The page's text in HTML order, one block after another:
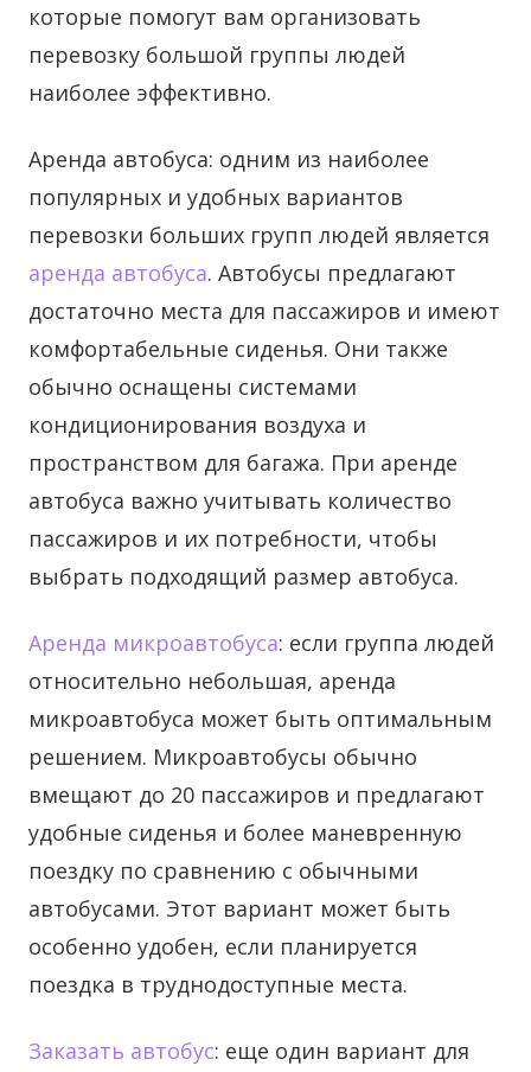
которые помогут вам организовать
перевозку большой группы людей
наиболее эффективно.
Аренда автобуса: одним из наиболее
популярных и удобных вариантов
перевозки больших групп людей является
аренда автобуса. Автобусы предлагают
достаточно места для пассажиров и имеют
комфортабельные сиденья. Они также
обычно оснащены системами
кондиционирования воздуха и
пространством для багажа. При аренде
автобуса важно учитывать количество
пассажиров и их потребности, чтобы
выбрать подходящий размер автобуса.
Аренда микроавтобуса: если группа людей
относительно небольшая, аренда
микроавтобуса может быть оптимальным
решением. Микроавтобусы обычно
вмещают до 20 пассажиров и предлагают
удобные сиденья и более маневренную
поездку по сравнению с обычными
автобусами. Этот вариант может быть
особенно удобен, если планируется
поездка в труднодоступные места.
Заказать автобус: еще один вариант для